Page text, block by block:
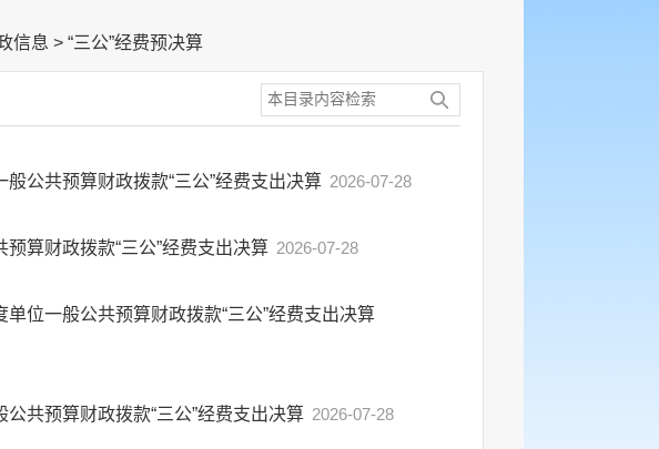
信息 > “三公”经费预决算
公共预算财政拨款“三公”经费支出决算 2026-07-28
算财政拨款“三公”经费支出决算 2026-07-28
位一般公共预算财政拨款“三公”经费支出决算
共预算财政拨款“三公”经费支出决算 2026-07-28